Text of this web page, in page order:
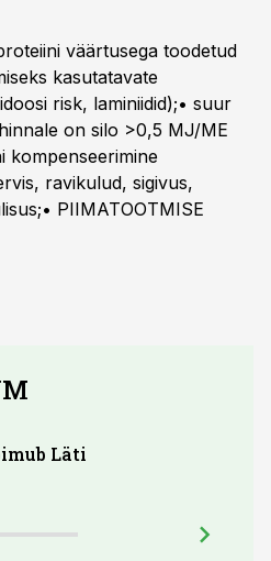
väärtusega toodetud
kasutatavate
risk, laminiidid);• suur
on silo >0,5 MJ/ME
kompenseerimine
ravikulud, sigivus,
PIIMATOOTMISE
Läti